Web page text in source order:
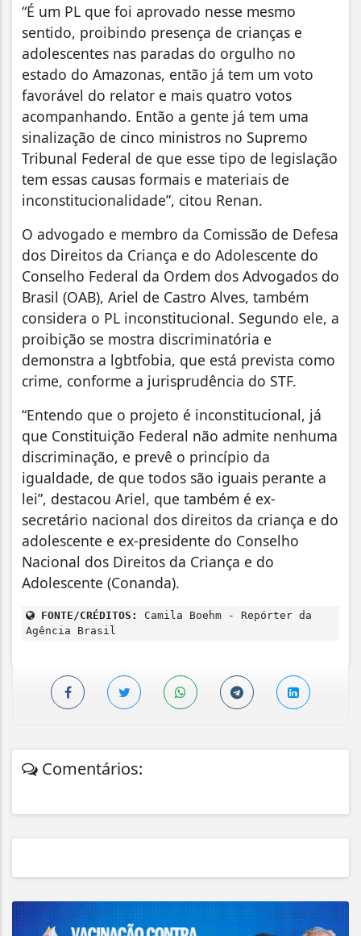
“É um PL que foi aprovado nesse mesmo
sentido, proibindo presença de crianças e
adolescentes nas paradas do orgulho no
estado do Amazonas, então já tem um voto
favorável do relator e mais quatro votos
acompanhando. Então a gente já tem uma
sinalização de cinco ministros no Supremo
Tribunal Federal de que esse tipo de legislação
tem essas causas formais e materiais de
inconstitucionalidade”, citou Renan.
O advogado e membro da Comissão de Defesa
dos Direitos da Criança e do Adolescente do
Conselho Federal da Ordem dos Advogados do
Brasil (OAB), Ariel de Castro Alves, também
considera o PL inconstitucional. Segundo ele, a
proibição se mostra discriminatória e
demonstra a lgbtfobia, que está prevista como
crime, conforme a jurisprudência do STF.
“Entendo que o projeto é inconstitucional, já
que Constituição Federal não admite nenhuma
discriminação, e prevê o princípio da
igualdade, de que todos são iguais perante a
lei”, destacou Ariel, que também é ex-
secretário nacional dos direitos da criança e do
adolescente e ex-presidente do Conselho
Nacional dos Direitos da Criança e do
Adolescente (Conanda).
FONTE/CRÉDITOS:
Camila Boehm - Repórter da
Agência Brasil
Comentários: